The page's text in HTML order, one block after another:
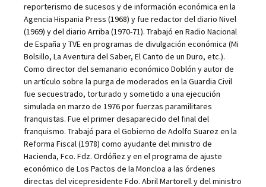
reporterismo de sucesos y de información económica en la
Agencia Hispania Press (1968) y fue redactor del diario Nivel
(1969) y del diario Arriba (1970-71). Trabajó en Radio Nacional
de España y TVE en programas de divulgación económica (Mi
Bolsillo, La Aventura del Saber, El Canto de un Duro, etc.).
Como director del semanario económico Doblón y autor de
un artículo sobre la purga de moderados en la Guardia Civil
fue secuestrado, torturado y sometido a una ejecución
simulada en marzo de 1976 por fuerzas paramilitares
franquistas. Fue el primer desaparecido del final del
franquismo. Trabajó para el Gobierno de Adolfo Suarez en la
Reforma Fiscal (1978) como ayudante del ministro de
Hacienda, Fco. Fdz. Ordóñez y en el programa de ajuste
económico de Los Pactos de la Moncloa a las órdenes
directas del vicepresidente Fdo. Abril Martorell y del ministro